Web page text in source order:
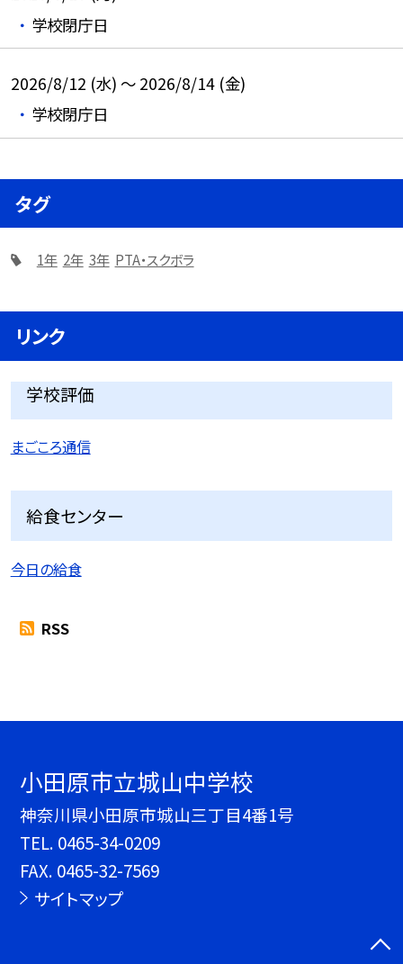
学校閉庁日
2026/8/12 (水) ～ 2026/8/14 (金)
学校閉庁日
タグ
1年 2年 3年 PTA・スクボラ
リンク
学校評価
まごころ通信
給食センター
今日の給食
RSS
小田原市立城山中学校
神奈川県小田原市城山三丁目4番1号
TEL. 0465-34-0209
FAX. 0465-32-7569
サイトマップ